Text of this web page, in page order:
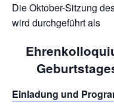
Die Oktober-Sitzung
wird durchgeführt als
Einladung und